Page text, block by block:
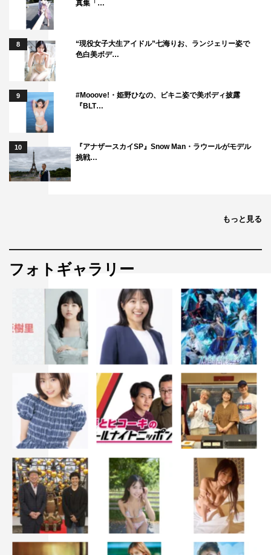
真集「…
8
“現役女子大生アイドル”七海りお、ランジェリー姿で
色白美ボデ…
9
#Mooove!・姫野ひなの、ビキニ姿で美ボディ披露
『BLT…
10
『アナザースカイSP』Snow Man・ラウールがモデル
挑戦…
もっと見る
フォトギャラリー